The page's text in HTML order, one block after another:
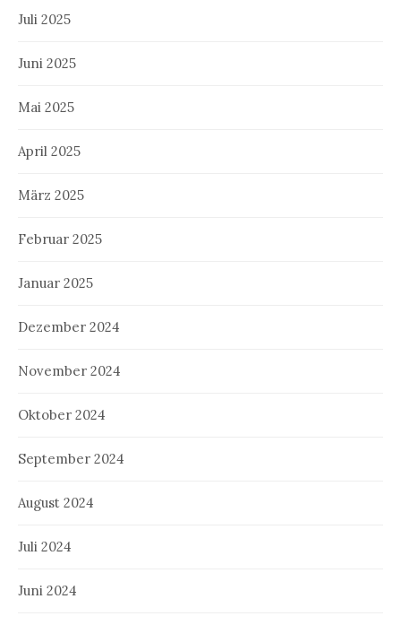
Juli 2025
Juni 2025
Mai 2025
April 2025
März 2025
Februar 2025
Januar 2025
Dezember 2024
November 2024
Oktober 2024
September 2024
August 2024
Juli 2024
Juni 2024